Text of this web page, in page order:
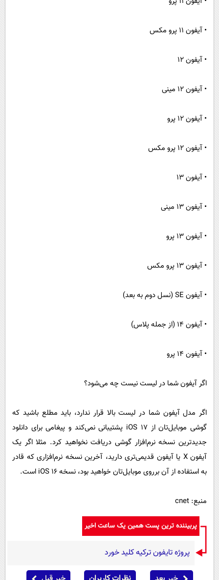
• آیفون ۱۱ پرو مکس
• آیفون ۱۲
• آیفون ۱۲ مینی
• آیفون ۱۲ پرو
• آیفون ۱۲ پرو مکس
• آیفون ۱۳
• آیفون ۱۳ مینی
• آیفون ۱۳ پرو
• آیفون ۱۳ پرو مکس
• آیفون SE (نسل دوم به بعد)
• آیفون ۱۴ (از جمله پلاس)
• آیفون ۱۴ پرو
اگر آیفون شما در لیست نیست چه می‌شود؟
اگر مدل آیفون شما در لیست بالا قرار ندارد، باید مطلع باشید که
گوشی موبایل‌تان از iOS ۱۷ پشتیبانی نمی‌کند و پیغامی برای دانلود
جدیدترین نسخه نرم‌افزار گوشی دریافت نخواهید کرد. مثلا اگر یک
آیفون X یا آیفون قدیمی‌تری دارید، آخرین نسخه نرم‌افزاری که قادر
به استفاده از آن برروی موبایل‌تان خواهید بود، نسخه iOS ۱۶ است.
منبع: cnet
پربیننده ترین پست همین یک ساعت اخیر
پروژه تایفون ترکیه کلید خورد